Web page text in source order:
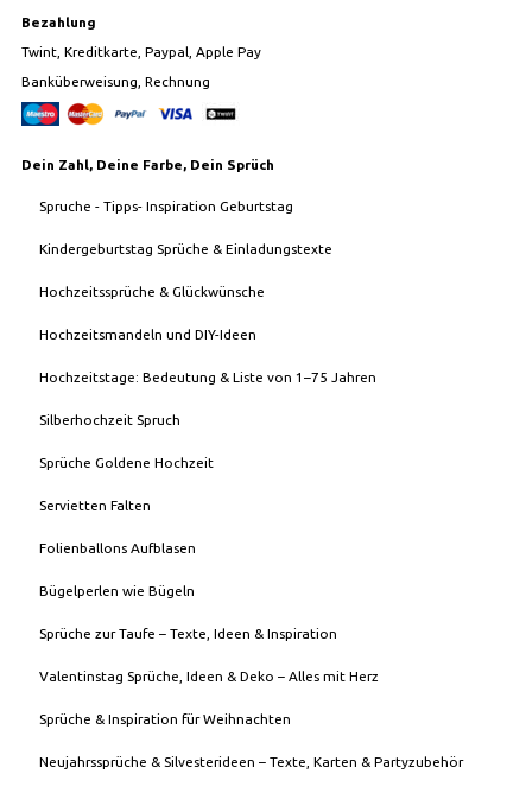
Bezahlung
Twint, Kreditkarte, Paypal, Apple Pay
Banküberweisung, Rechnung
Dein Zahl, Deine Farbe, Dein Sprüch
Spruche - Tipps- Inspiration Geburtstag
Kindergeburtstag Sprüche & Einladungstexte
Hochzeitssprüche & Glückwünsche
Hochzeitsmandeln und DIY-Ideen
Hochzeitstage: Bedeutung & Liste von 1–75 Jahren
Silberhochzeit Spruch
Sprüche Goldene Hochzeit
Servietten Falten
Folienballons Aufblasen
Bügelperlen wie Bügeln
Sprüche zur Taufe – Texte, Ideen & Inspiration
Valentinstag Sprüche, Ideen & Deko – Alles mit Herz
Sprüche & Inspiration für Weihnachten
Neujahrssprüche & Silvesterideen – Texte, Karten & Partyzubehör